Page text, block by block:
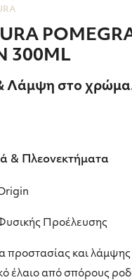
300ML
Λάμψη στο
& Πλεονεκτήματα
Προέλευσης
προστασίας και
έλαιο από σπόρους